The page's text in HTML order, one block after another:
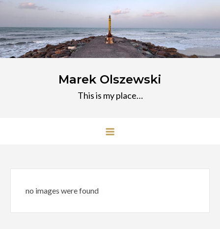
Przejdź
treści
Marek Olszewski
This is my place…
no images were found